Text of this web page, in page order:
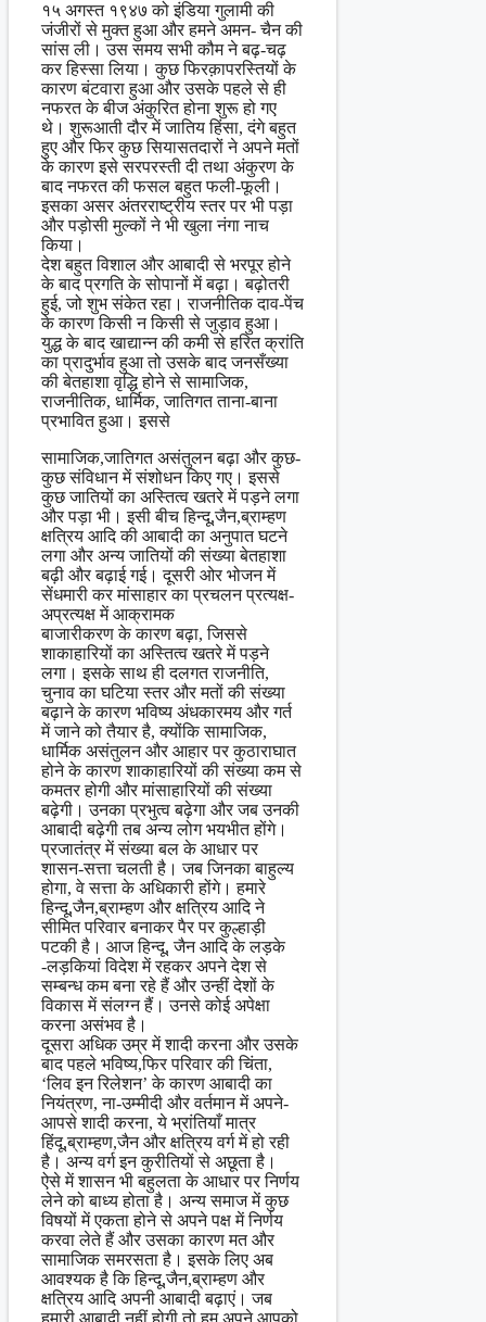
१५ अगस्त १९४७ को इंडिया गुलामी की
जंजीरों से मुक्त हुआ और हमने अमन- चैन की
सांस ली। उस समय सभी कौम ने बढ़-चढ़
कर हिस्सा लिया। कुछ फिरक़ापरस्तियों के
कारण बंटवारा हुआ और उसके पहले से ही
नफरत के बीज अंकुरित होना शुरू हो गए
थे। शुरूआती दौर में जातिय हिंसा, दंगे बहुत
हुए और फिर कुछ सियासतदारों ने अपने मतों
के कारण इसे सरपरस्ती दी तथा अंकुरण के
बाद नफरत की फसल बहुत फली-फूली।
इसका असर अंतरराष्ट्रीय स्तर पर भी पड़ा
और पड़ोसी मुल्कों ने भी खुला नंगा नाच
किया।
देश बहुत विशाल और आबादी से भरपूर होने
के बाद प्रगति के सोपानों में बढ़ा। बढ़ोतरी
हुई, जो शुभ संकेत रहा। राजनीतिक दाव-पेंच
के कारण किसी न किसी से जुड़ाव हुआ।
युद्ध के बाद खाद्यान्न की कमी से हरित क्रांति
का प्रादुर्भाव हुआ तो उसके बाद जनसँख्या
की बेतहाशा वृद्धि होने से सामाजिक,
राजनीतिक, धार्मिक, जातिगत ताना-बाना
प्रभावित हुआ। इससे
सामाजिक,जातिगत असंतुलन बढ़ा और कुछ-
कुछ संविधान में संशोधन किए गए। इससे
कुछ जातियों का अस्तित्व खतरे में पड़ने लगा
और पड़ा भी। इसी बीच हिन्दू,जैन,ब्राम्हण
क्षत्रिय आदि की आबादी का अनुपात घटने
लगा और अन्य जातियों की संख्या बेतहाशा
बढ़ी और बढ़ाई गई। दूसरी ओर भोजन में
सेंधमारी कर मांसाहार का प्रचलन प्रत्यक्ष-
अप्रत्यक्ष में आक्रामक
बाजारीकरण के कारण बढ़ा, जिससे
शाकाहारियों का अस्तित्व खतरे में पड़ने
लगा। इसके साथ ही दलगत राजनीति,
चुनाव का घटिया स्तर और मतों की संख्या
बढ़ाने के कारण भविष्य अंधकारमय और गर्त
में जाने को तैयार है, क्योंकि सामाजिक,
धार्मिक असंतुलन और आहार पर कुठाराघात
होने के कारण शाकाहारियों की संख्या कम से
कमतर होगी और मांसाहारियों की संख्या
बढ़ेगी। उनका प्रभुत्व बढ़ेगा और जब उनकी
आबादी बढ़ेगी तब अन्य लोग भयभीत होंगे।
प्रजातंत्र में संख्या बल के आधार पर
शासन-सत्ता चलती है। जब जिनका बाहुल्य
होगा, वे सत्ता के अधिकारी होंगे। हमारे
हिन्दू,जैन,ब्राम्हण और क्षत्रिय आदि ने
सीमित परिवार बनाकर पैर पर कुल्हाड़ी
पटकी है। आज हिन्दू, जैन आदि के लड़के
-लड़कियां विदेश में रहकर अपने देश से
सम्बन्ध कम बना रहे हैं और उन्हीं देशों के
विकास में संलग्न हैं। उनसे कोई अपेक्षा
करना असंभव है।
दूसरा अधिक उम्र में शादी करना और उसके
बाद पहले भविष्य,फिर परिवार की चिंता,
‘लिव इन रिलेशन’ के कारण आबादी का
नियंत्रण, ना-उम्मीदी और वर्तमान में अपने-
आपसे शादी करना, ये भ्रांतियाँ मात्र
हिंदू,ब्राम्हण,जैन और क्षत्रिय वर्ग में हो रही
है। अन्य वर्ग इन कुरीतियों से अछूता है।
ऐसे में शासन भी बहुलता के आधार पर निर्णय
लेने को बाध्य होता है। अन्य समाज में कुछ
विषयों में एकता होने से अपने पक्ष में निर्णय
करवा लेते हैं और उसका कारण मत और
सामाजिक समरसता है। इसके लिए अब
आवश्यक है कि हिन्दू,जैन,ब्राम्हण और
क्षत्रिय आदि अपनी आबादी बढ़ाएं। जब